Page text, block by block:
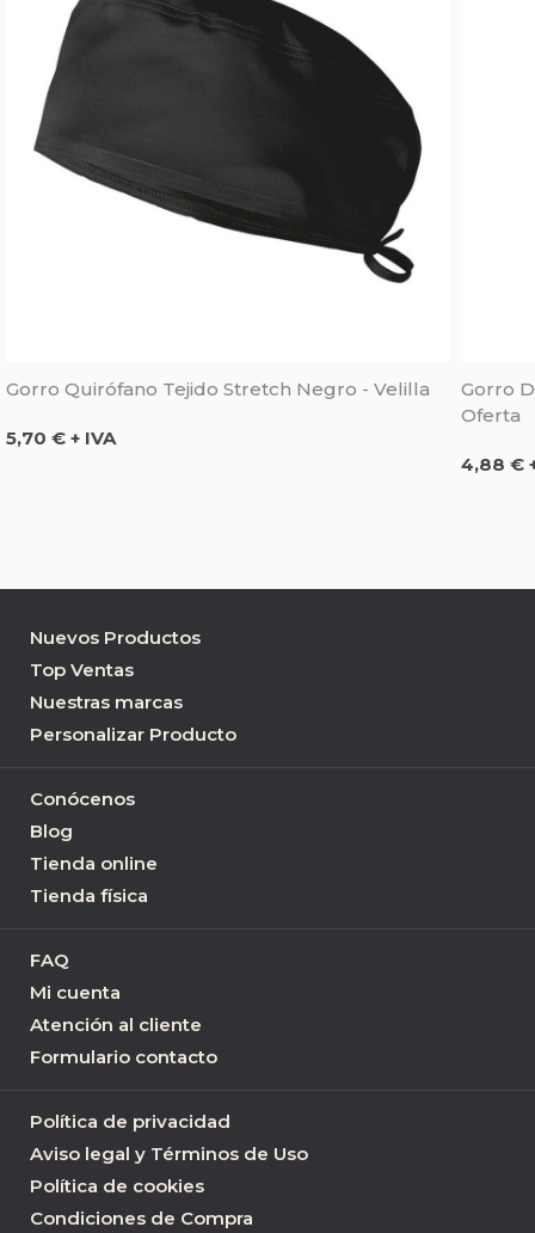
Gorro Quirófano Tejido Stretch Negro - Velilla
Precio
5,70 € + IVA
Gorro
Oferta
Precio
4,88 €
Nuevos Productos
Top Ventas
Nuestras marcas
Personalizar Producto
Conócenos
Blog
Tienda online
Tienda física
FAQ
Mi cuenta
Atención al cliente
Formulario contacto
Política de privacidad
Aviso legal y Términos de Uso
Política de cookies
Condiciones de Compra